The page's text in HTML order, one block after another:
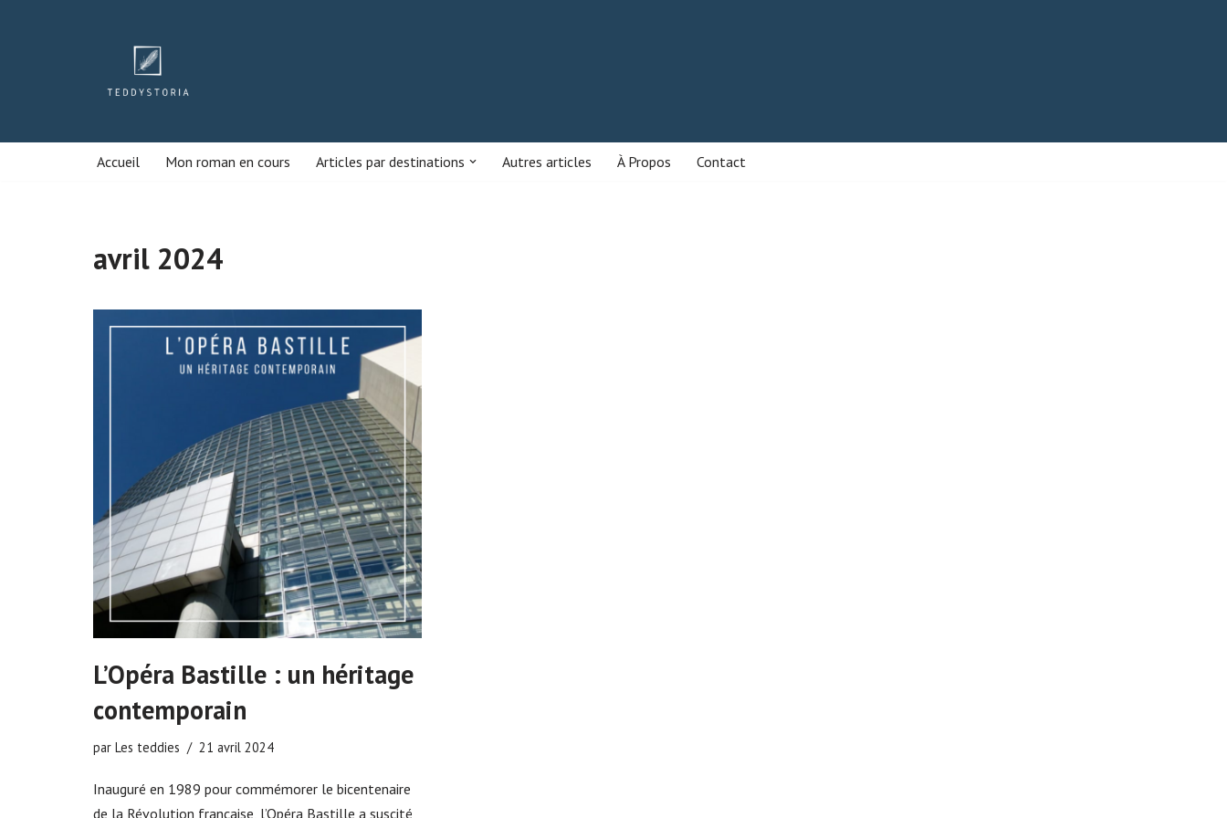
Accueil Mon roman en cours Articles par destinations Autres articles À Propos Contact
avril 2024
L’Opéra Bastille : un héritage
contemporain
par Les teddies 21 avril 2024
Inauguré en 1989 pour commémorer le bicentenaire
de la Révolution française, l’Opéra Bastille a suscité